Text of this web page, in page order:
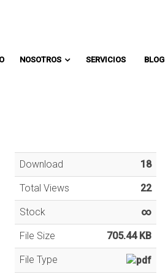
NOSOTROS SERVICIOS BLOG
Download 18
Total Views 22
Stock ∞
File Size 705.44 KB
File Type